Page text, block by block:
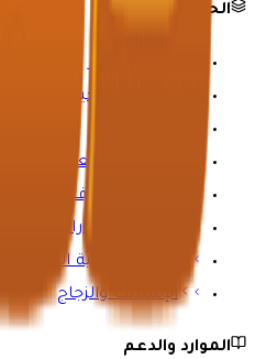
الحلول الصناعية
النفط والغاز
الرعاية الصحية
التعدين والمعادن
المياه والصرف الصحي
صناعة السيارات
المباني والبنية التحتية
الإسمنت والزجاج
الموارد والدعم